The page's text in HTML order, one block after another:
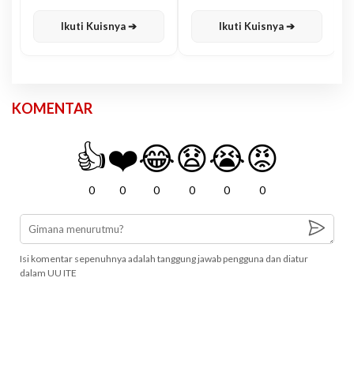
Ikuti Kuisnya ➔ Ikuti Kuisnya ➔
KOMENTAR
👍
0
❤️
0
😂
0
😧
0
😭
0
😡
0
Isi komentar sepenuhnya adalah tanggung jawab pengguna dan diatur
dalam UU ITE